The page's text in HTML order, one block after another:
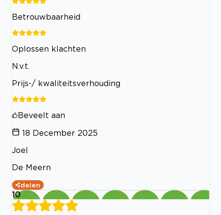
Betrouwbaarheid
Oplossen klachten
N.v.t.
Prijs-/ kwaliteitsverhouding
Beveelt aan
18 December 2025
Joel
De Meern
delen
10